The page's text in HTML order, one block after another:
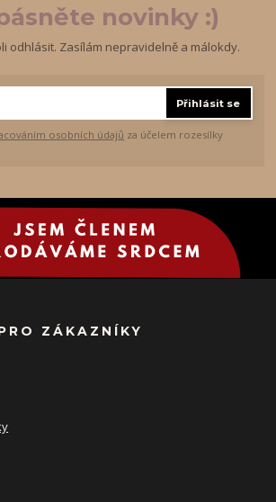
novinky :)
odhlásit. Zasílám nepravidelně a málokdy.
Přihlásit se
osobních údajů za účelem rozesílky
ZÁKAZNÍKY